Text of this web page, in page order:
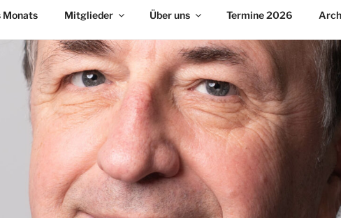
Monats Mitglieder Über uns Termine 2026